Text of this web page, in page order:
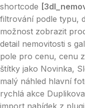
shortcode
filtrování podle typu,
možnost zobrazit
detail nemovitosti s
pole pro cenu, cenu
štítky jako Novinka,
malý náhled hlavní
rychlá akce